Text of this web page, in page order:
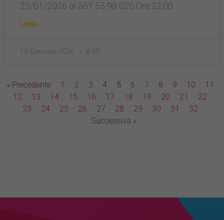
22/01/2026 al 351 55 98 026 Ore 22,00
Leggi »
19 Gennaio 2026 8:40
« Precedente 1 2 3 4 5 6 7 8 9 10
11
12
13 14 15 16 17 18 19 20 21
22
23
24 25 26 27 28 29 30 31
32
Successiva »